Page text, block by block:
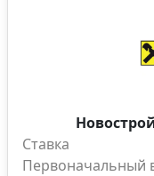
Ставка
Первоначальный